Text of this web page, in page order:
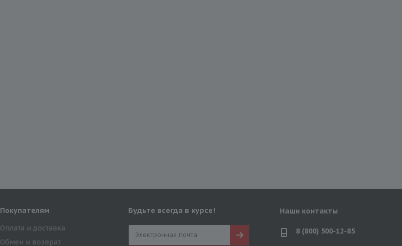
Покупателям
Оплата и доставка
Обмен и возврат
Будьте всегда в курсе! Наши контакты
8 (800) 500-12-85